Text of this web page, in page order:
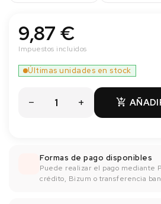
9,87 €
Impuestos incluidos

Últimas unidades en stock
Formas de pago disponibles
Puede realizar el pago mediante
crédito, Bizum o transferencia